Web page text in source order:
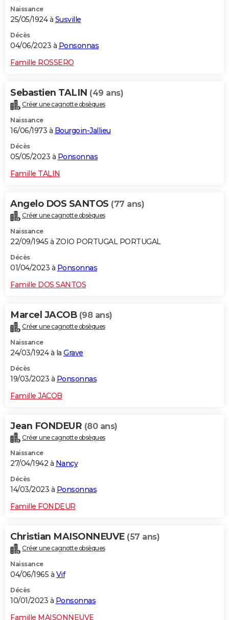
Naissance
25/05/1924 à Susville
Décès
04/06/2023 à Ponsonnas
Famille ROSSERO
Sebastien TALIN (49 ans)
Créer une cagnotte obsèques
Naissance
16/06/1973 à Bourgoin-Jallieu
Décès
05/05/2023 à Ponsonnas
Famille TALIN
Angelo DOS SANTOS (77 ans)
Créer une cagnotte obsèques
Naissance
22/09/1945 à ZOIO PORTUGAL PORTUGAL
Décès
01/04/2023 à Ponsonnas
Famille DOS SANTOS
Marcel JACOB (98 ans)
Créer une cagnotte obsèques
Naissance
24/03/1924 à la Grave
Décès
19/03/2023 à Ponsonnas
Famille JACOB
Jean FONDEUR (80 ans)
Créer une cagnotte obsèques
Naissance
27/04/1942 à Nancy
Décès
14/03/2023 à Ponsonnas
Famille FONDEUR
Christian MAISONNEUVE (57 ans)
Créer une cagnotte obsèques
Naissance
04/06/1965 à Vif
Décès
10/01/2023 à Ponsonnas
Famille MAISONNEUVE